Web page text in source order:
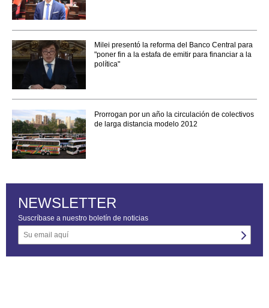
Milei presentó la reforma del Banco Central para
"poner fin a la estafa de emitir para financiar a la
política"
Prorrogan por un año la circulación de colectivos
de larga distancia modelo 2012
NEWSLETTER
Suscríbase a nuestro boletín de noticias